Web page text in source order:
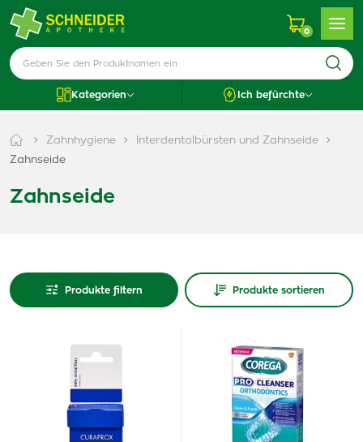
0
Kategorien Ich befürchte
Zahnhygiene
Interdentalbürsten und Zahnseide
Zahnseide
Zahnseide
Produkte filtern Produkte sortieren